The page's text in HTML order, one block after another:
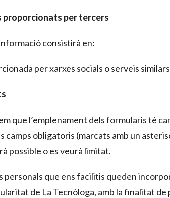
proporcionats per tercers
consistirà en:
per xarxes socials o serveis
que l’emplenament dels formularis té
camps obligatoris (marcats amb un
possible o es veurà limitat.
personals que ens facilitis queden
de La Tecnòloga, amb la finalitat de